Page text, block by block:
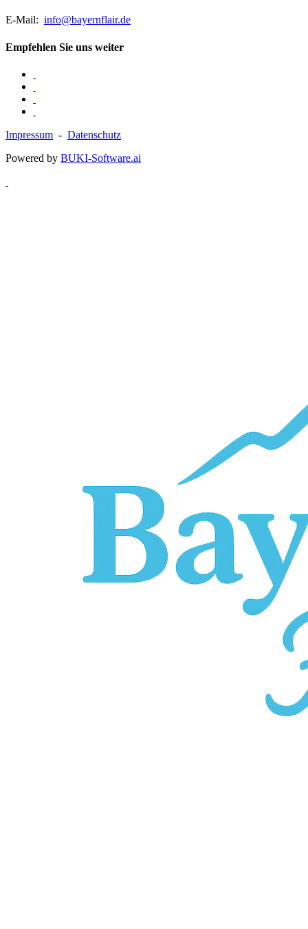
E-Mail: info@bayernflair.de
Empfehlen Sie uns weiter
Impressum - Datenschutz
Powered by BUKI-Software.ai